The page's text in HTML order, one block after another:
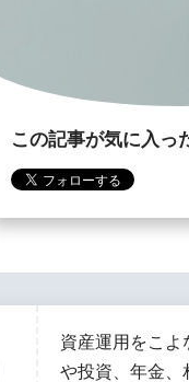
この記事が気に入っ
資産運用をこよ
や投資、年金、